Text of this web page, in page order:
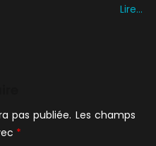
Lire…
pas publiée. Les champs
*